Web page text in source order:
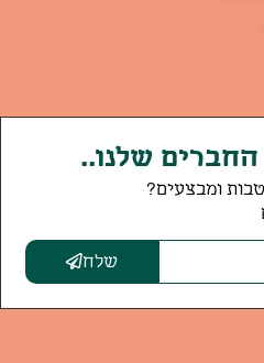
שלנו..
ומבצעים?
שלח